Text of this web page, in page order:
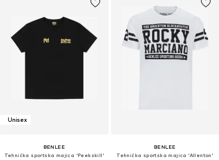
Unisex
BENLEE
Tehnička sportska majica 'Peekskill'
BENLEE
Tehnička sportska majica 'Allenton'